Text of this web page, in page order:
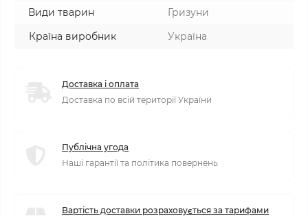
Види тварин
Гризуни
Країна виробник
Україна
Доставка і оплата
Доставка по всій території України
Публічна угода
Наші гарантії та політика повернень
Вартість доставки розраховується за тарифами